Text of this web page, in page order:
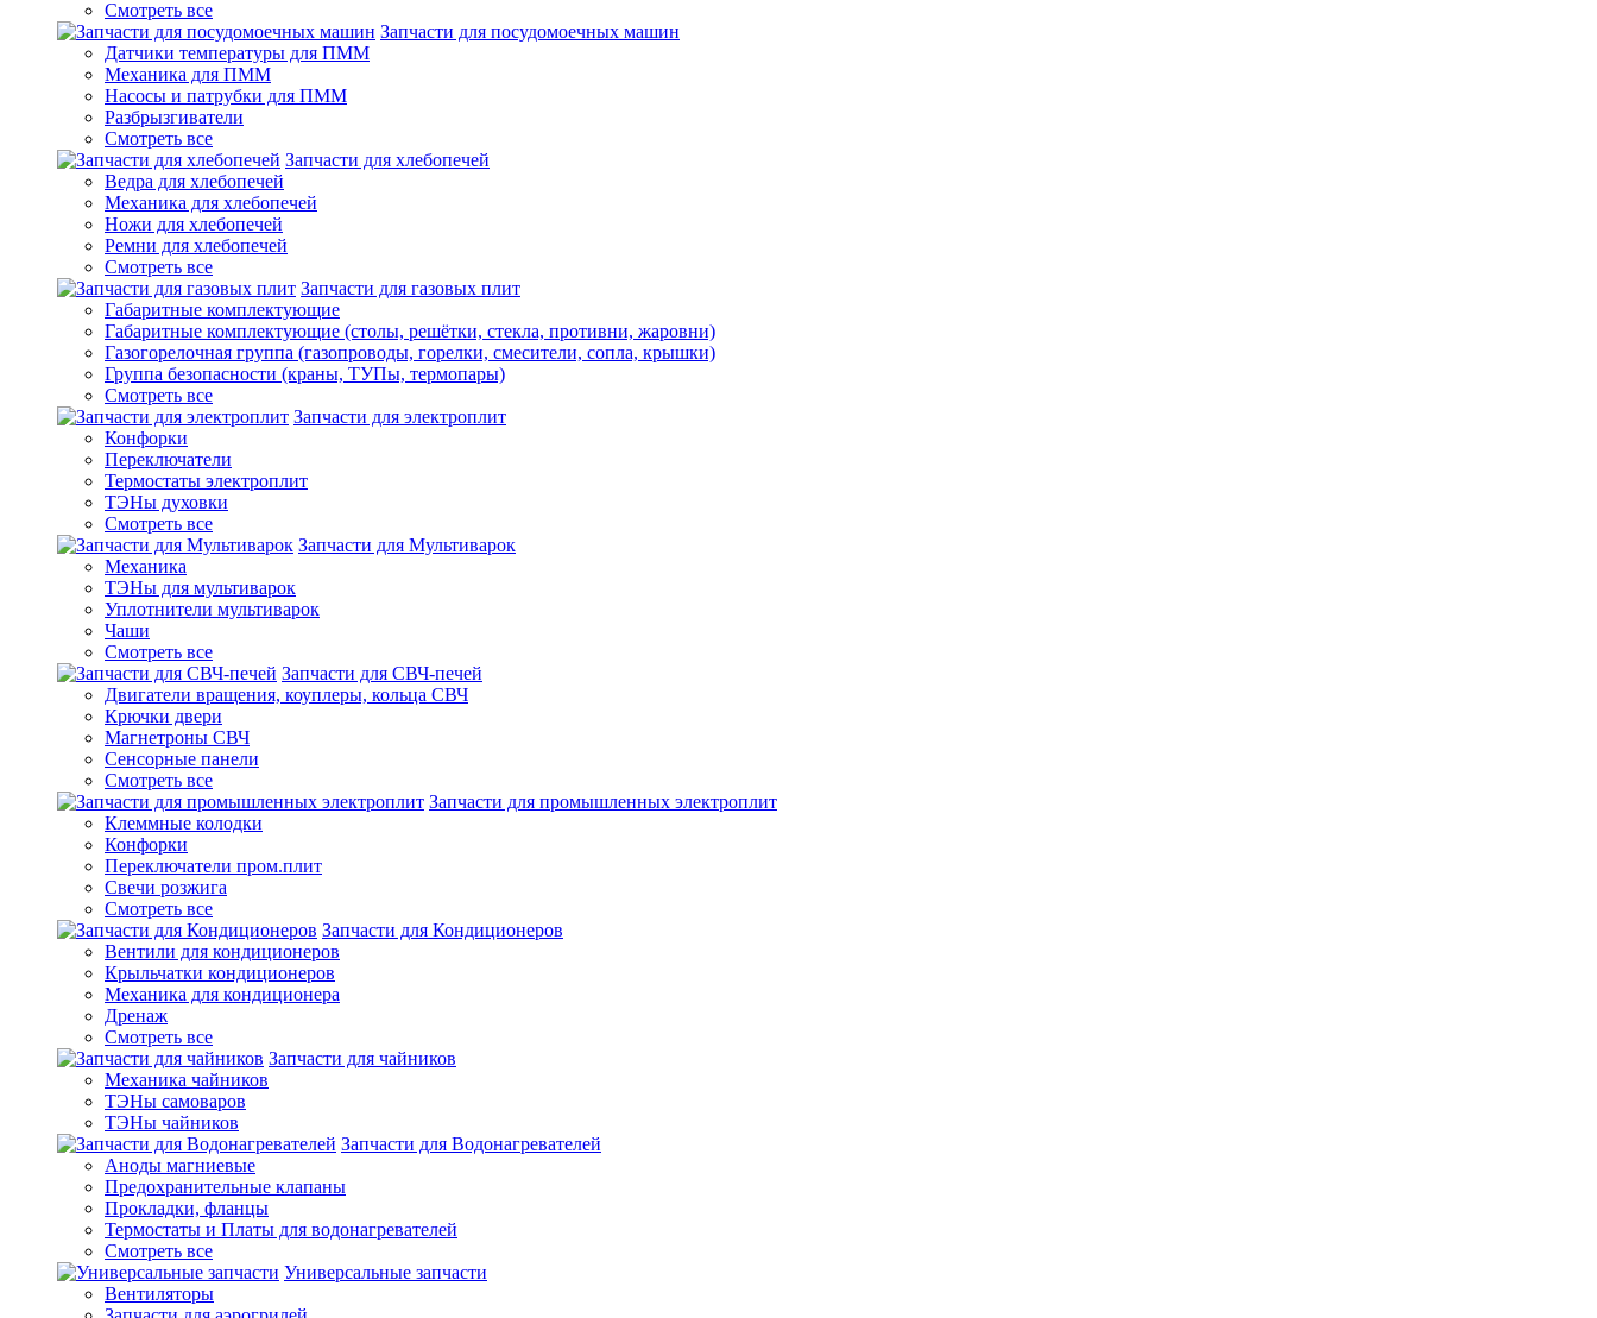
Смотреть все
Запчасти для посудомоечных машин
Датчики температуры для ПММ
Механика для ПММ
Насосы и патрубки для ПММ
Разбрызгиватели
Смотреть все
Запчасти для хлебопечей
Ведра для хлебопечей
Механика для хлебопечей
Ножи для хлебопечей
Ремни для хлебопечей
Смотреть все
Запчасти для газовых плит
Габаритные комплектующие
Габаритные комплектующие (столы, решётки, стекла, противни, жаровни)
Газогорелочная группа (газопроводы, горелки, смесители, сопла, крышки)
Группа безопасности (краны, ТУПы, термопары)
Смотреть все
Запчасти для электроплит
Конфорки
Переключатели
Термостаты электроплит
ТЭНы духовки
Смотреть все
Запчасти для Мультиварок
Механика
ТЭНы для мультиварок
Уплотнители мультиварок
Чаши
Смотреть все
Запчасти для СВЧ-печей
Двигатели вращения, коуплеры, кольца СВЧ
Крючки двери
Магнетроны СВЧ
Сенсорные панели
Смотреть все
Запчасти для промышленных электроплит
Клеммные колодки
Конфорки
Переключатели пром.плит
Свечи розжига
Смотреть все
Запчасти для Кондиционеров
Вентили для кондиционеров
Крыльчатки кондиционеров
Механика для кондиционера
Дренаж
Смотреть все
Запчасти для чайников
Механика чайников
ТЭНы самоваров
ТЭНы чайников
Запчасти для Водонагревателей
Аноды магниевые
Предохранительные клапаны
Прокладки, фланцы
Термостаты и Платы для водонагревателей
Смотреть все
Универсальные запчасти
Вентиляторы